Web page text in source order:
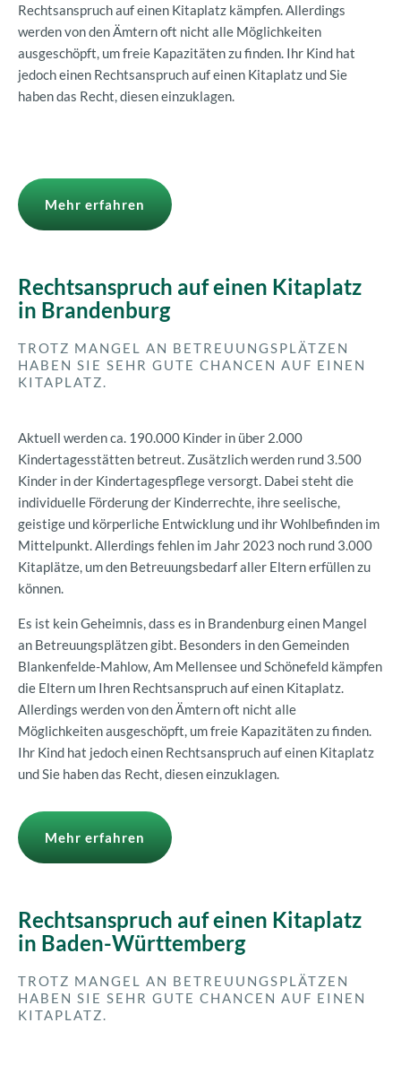
Rechtsanspruch auf einen Kitaplatz kämpfen. Allerdings
werden von den Ämtern oft nicht alle Möglichkeiten
ausgeschöpft, um freie Kapazitäten zu finden. Ihr Kind hat
jedoch einen Rechtsanspruch auf einen Kitaplatz und Sie
haben das Recht, diesen einzuklagen.
Mehr erfahren
Rechtsanspruch auf einen Kitaplatz
in Brandenburg
TROTZ MANGEL AN BETREUUNGSPLÄTZEN
HABEN SIE SEHR GUTE CHANCEN AUF EINEN
KITAPLATZ.
Aktuell werden ca. 190.000 Kinder in über 2.000
Kindertagesstätten betreut. Zusätzlich werden rund 3.500
Kinder in der Kindertagespflege versorgt. Dabei steht die
individuelle Förderung der Kinderrechte, ihre seelische,
geistige und körperliche Entwicklung und ihr Wohlbefinden im
Mittelpunkt. Allerdings fehlen im Jahr 2023 noch rund 3.000
Kitaplätze, um den Betreuungsbedarf aller Eltern erfüllen zu
können.
Es ist kein Geheimnis, dass es in Brandenburg einen Mangel
an Betreuungsplätzen gibt. Besonders in den Gemeinden
Blankenfelde-Mahlow, Am Mellensee und Schönefeld kämpfen
die Eltern um Ihren Rechtsanspruch auf einen Kitaplatz.
Allerdings werden von den Ämtern oft nicht alle
Möglichkeiten ausgeschöpft, um freie Kapazitäten zu finden.
Ihr Kind hat jedoch einen Rechtsanspruch auf einen Kitaplatz
und Sie haben das Recht, diesen einzuklagen.
Mehr erfahren
Rechtsanspruch auf einen Kitaplatz
in Baden-Württemberg
TROTZ MANGEL AN BETREUUNGSPLÄTZEN
HABEN SIE SEHR GUTE CHANCEN AUF EINEN
KITAPLATZ.